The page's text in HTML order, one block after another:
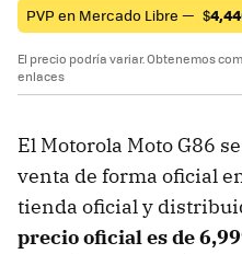
PVP en Mercado Libre — $
El precio podría variar. Obtenemos
enlaces
El Motorola Moto G86
venta de forma oficial
tienda oficial y
precio oficial es de